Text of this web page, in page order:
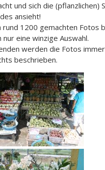
und sich die (pflanzlichen)
ansieht!
rund 1200 gemachten Fotos
nur eine winzige Auswahl.
werden die Fotos
beschrieben.